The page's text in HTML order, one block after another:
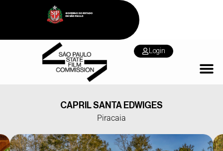
Login
CAPRIL SANTA EDWIGES
Piracaia